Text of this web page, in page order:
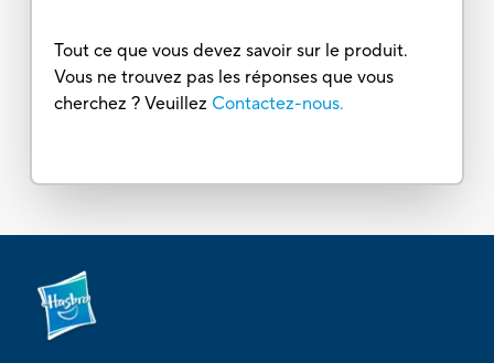
Tout ce que vous devez savoir sur le produit.
Vous ne trouvez pas les réponses que vous
cherchez ? Veuillez Contactez-nous.